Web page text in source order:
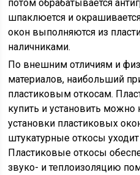
потом обрабатывается
шпаклюется и
окон выполняются из
наличниками.
По внешним отличиям и
материалов, наибольший
пластиковым откосам.
купить и установить
установки пластиковых
штукатурные откосы
Пластиковые откосы
звуко- и теплоизоляцию